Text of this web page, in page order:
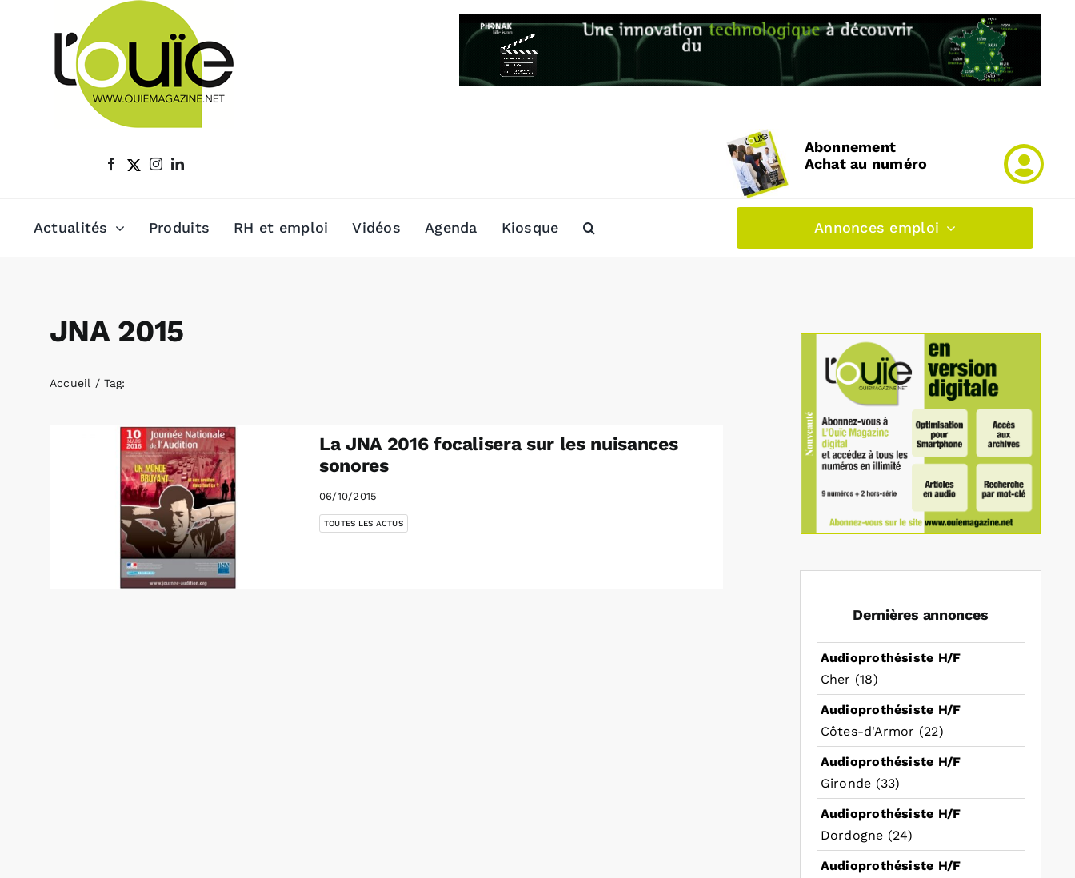
Abonnement
Achat au numéro
Actualités Produits RH et emploi Vidéos Agenda Kiosque Annonces emploi
JNA 2015
Accueil Tag:
La JNA 2016 focalisera sur les nuisances
sonores
06/10/2015
TOUTES LES ACTUS
Dernières annonces
Audioprothésiste H/F
Cher (18)
Audioprothésiste H/F
Côtes-d'Armor (22)
Audioprothésiste H/F
Gironde (33)
Audioprothésiste H/F
Dordogne (24)
Audioprothésiste H/F